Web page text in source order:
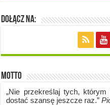
Dołącz na:
Motto
„Nie przekreślaj tych,
dostać szansę jeszcze raz.”